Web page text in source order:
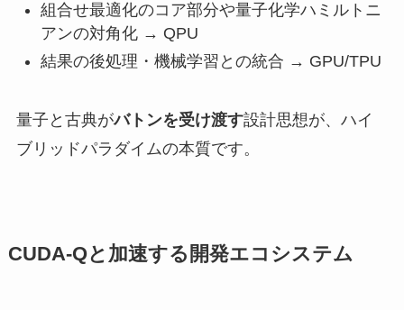
組合せ最適化のコア部分や量子化学ハミルトニ
アンの対角化 → QPU
結果の後処理・機械学習との統合 → GPU/TPU
量子と古典がバトンを受け渡す設計思想が、ハイ
ブリッドパラダイムの本質です。
CUDA-Qと加速する開発エコシステム